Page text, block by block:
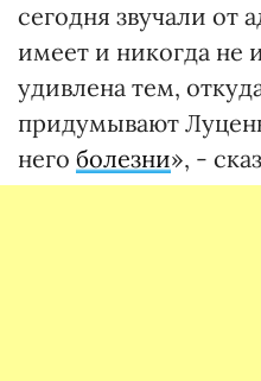
сегодня звучали от
имеет и никогда не
удивлена тем,
придумывают
него болезни», -